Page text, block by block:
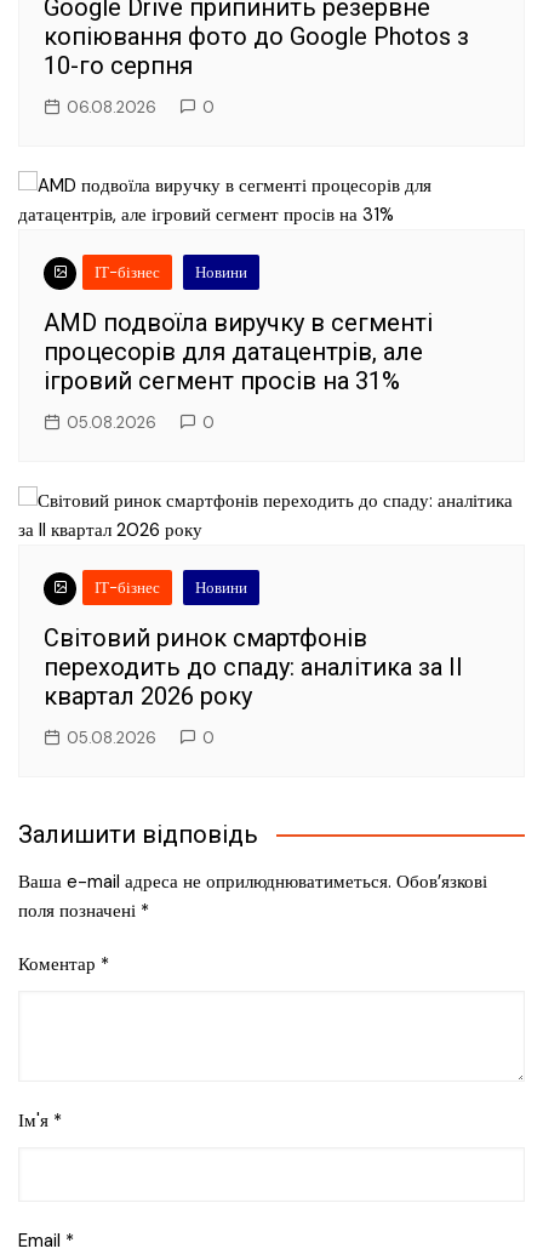
Google Drive припинить резервне
копіювання фото до Google Photos з
10-го серпня
06.08.2026 0
ІТ-бізнес Новини
AMD подвоїла виручку в сегменті
процесорів для датацентрів, але
ігровий сегмент просів на 31%
05.08.2026 0
ІТ-бізнес Новини
Світовий ринок смартфонів
переходить до спаду: аналітика за II
квартал 2026 року
05.08.2026 0
Залишити відповідь
Ваша e-mail адреса не оприлюднюватиметься. Обов’язкові
поля позначені *
Коментар *
Ім'я *
Email *